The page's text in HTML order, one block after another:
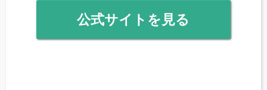
公式サイトを見る